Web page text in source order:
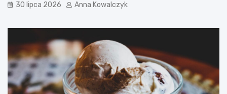
30 lipca 2026 Anna Kowalczyk